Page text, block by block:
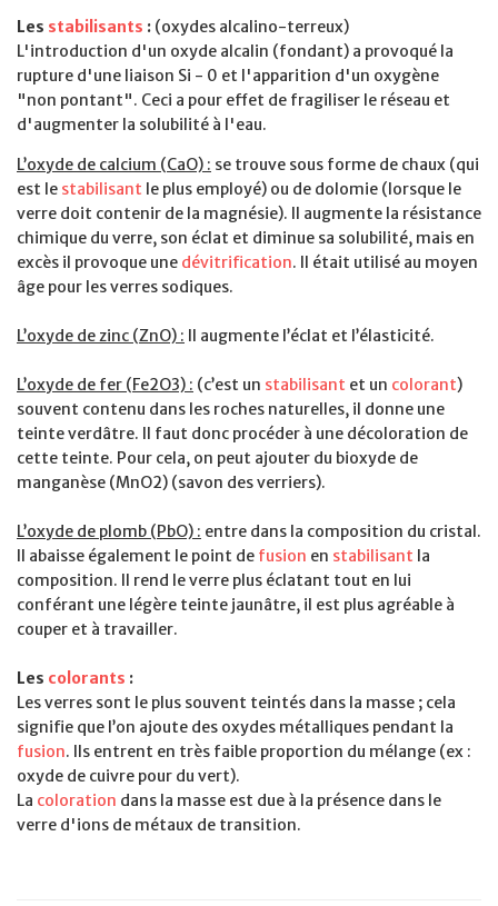
Les stabilisants : (oxydes alcalino-terreux)
L'introduction d'un oxyde alcalin (fondant) a provoqué la
rupture d'une liaison Si - 0 et l'apparition d'un oxygène
"non pontant". Ceci a pour effet de fragiliser le réseau et
d'augmenter la solubilité à l'eau.
L’oxyde de calcium (CaO) : se trouve sous forme de chaux (qui
est le stabilisant le plus employé) ou de dolomie (lorsque le
verre doit contenir de la magnésie). Il augmente la résistance
chimique du verre, son éclat et diminue sa solubilité, mais en
excès il provoque une dévitrification. Il était utilisé au moyen
âge pour les verres sodiques.
L’oxyde de zinc (ZnO) : Il augmente l’éclat et l’élasticité.
L’oxyde de fer (Fe2O3) : (c’est un stabilisant et un colorant)
souvent contenu dans les roches naturelles, il donne une
teinte verdâtre. Il faut donc procéder à une décoloration de
cette teinte. Pour cela, on peut ajouter du bioxyde de
manganèse (MnO2) (savon des verriers).
L’oxyde de plomb (PbO) : entre dans la composition du cristal.
Il abaisse également le point de fusion en stabilisant la
composition. Il rend le verre plus éclatant tout en lui
conférant une légère teinte jaunâtre, il est plus agréable à
couper et à travailler.
Les colorants :
Les verres sont le plus souvent teintés dans la masse ; cela
signifie que l’on ajoute des oxydes métalliques pendant la
fusion. Ils entrent en très faible proportion du mélange (ex :
oxyde de cuivre pour du vert).
La coloration dans la masse est due à la présence dans le
verre d'ions de métaux de transition.